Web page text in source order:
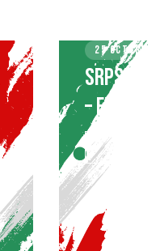
25 OCTOBER
SRPSKA
– FK
SAZNAJ